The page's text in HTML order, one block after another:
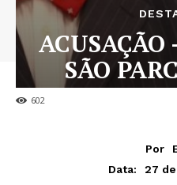
602
ACUSAÇÃO
SÃO
Por
Data:
27